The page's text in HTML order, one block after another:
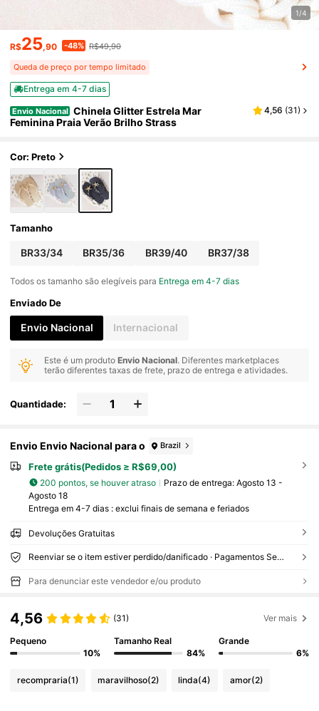
1/4
R$25,90 -48% R$49,90
Queda de preço por tempo limitado
Entrega em 4-7 dias
Envio Nacional Chinela Glitter Estrela Mar
Feminina Praia Verão Brilho Strass
4,56 (31)
Cor: Preto
Tamanho
BR33/34 BR35/36 BR39/40 BR37/38
Todos os tamanho são elegíveis para Entrega em 4-7 dias
Enviado De
Envio Nacional Internacional
Este é um produtoEnvio Nacional. Diferentes marketplaces
terão diferentes taxas de frete, prazo de entrega e atividades.
Quantidade:
Envio Envio Nacional para o Brazil
Frete grátis(Pedidos ≥ R$69,00)
200 pontos, se houver atraso Prazo de entrega: Agosto 13 -
Agosto 18
Entrega em 4-7 dias : exclui finais de semana e feriados
Devoluções Gratuitas
Reenviar se o item estiver perdido/danificado · Pagamentos Seguros · Proteção de privacidade
Para denunciar este vendedor e/ou produto
4,56 (31) Ver mais
Pequeno
10%
Tamanho Real
84%
Grande
6%
recompraria(1) maravilhoso(2) linda(4) amor(2)